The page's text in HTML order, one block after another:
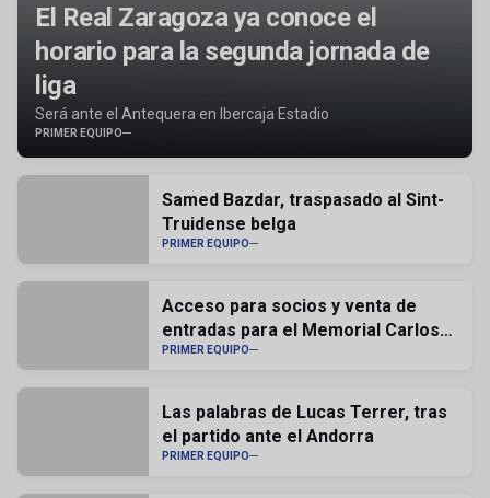
El Real Zaragoza ya conoce el
horario para la segunda jornada de
liga
Será ante el Antequera en Ibercaja Estadio
PRIMER EQUIPO
Samed Bazdar, traspasado al Sint-
Truidense belga
PRIMER EQUIPO
Acceso para socios y venta de
entradas para el Memorial Carlos
Lapetra
PRIMER EQUIPO
Las palabras de Lucas Terrer, tras
el partido ante el Andorra
PRIMER EQUIPO